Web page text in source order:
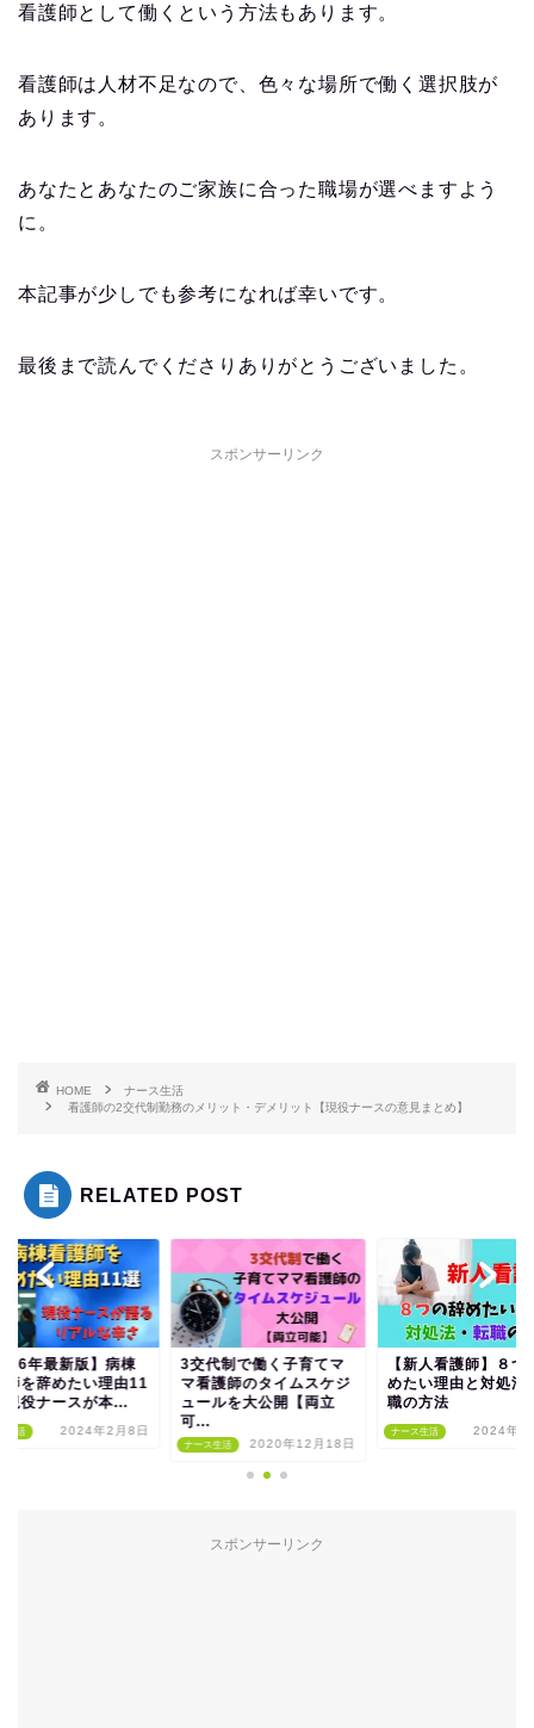
看護師として働くという方法もあります。
看護師は人材不足なので、色々な場所で働く選択肢が
あります。
あなたとあなたのご家族に合った職場が選べますよう
に。
本記事が少しでも参考になれば幸いです。
最後まで読んでくださりありがとうございました。
スポンサーリンク
HOME
ナース生活
看護師の2交代制勤務のメリット・デメリット【現役ナースの意見まとめ】
RELATED POST
生活
年最新版】病棟
師を辞めたい理由11
現役ナースが本...
2024年2月8日
ナース生活
3交代制で働く子育てマ
マ看護師のタイムスケジ
ュールを大公開【両立
可...
2020年12月18日
ナース生活
【新人看護師】８つ
めたい理由と対処法
職の方法
2024年7
スポンサーリンク